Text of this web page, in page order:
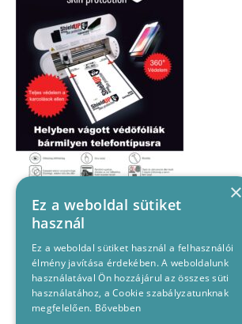
×
Ez a weboldal sütiket
használ
Ez a weboldal sütiket használ a felhasználói
élmény javítása érdekében. A weboldalunk
használatával Ön hozzájárul az összes süti
használatához, a Cookie szabályzatunknak
megfelelően. Bővebben